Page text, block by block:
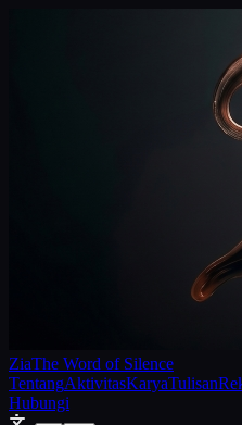
ZiaThe Word of Silence
TentangAktivitasKaryaTulisan
Hubungi